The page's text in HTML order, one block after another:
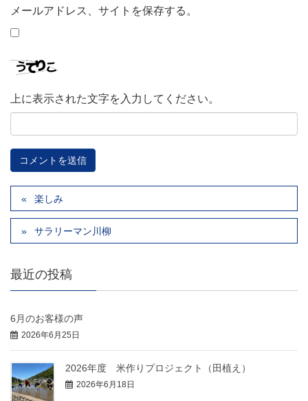
メールアドレス、サイトを保存する。
上に表示された文字を入力してください。
楽しみ
サラリーマン川柳
最近の投稿
6月のお客様の声
2026年6月25日
2026年度 米作りプロジェクト（田植え）
2026年6月18日